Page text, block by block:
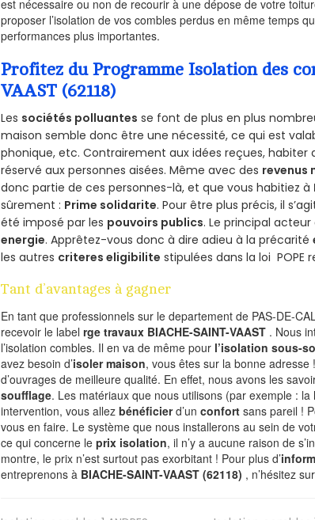
est nécessaire ou non de recourir à une dépose de votre
proposer l’isolation de vos combles perdus en même temps
performances plus importantes.
Profitez du Programme Isolation des
VAAST (62118)
Les sociétés polluantes se font de plus en plus
maison semble donc être une nécessité, ce qui est
phonique, etc. Contrairement aux idées reçues,
réservé aux personnes aisées. Même avec des revenus
donc partie de ces personnes-là, et que vous habitiez à
sûrement : Prime solidarite. Pour être plus précis, il
été imposé par les pouvoirs publics. Le principal
energie. Apprêtez-vous donc à dire adieu à la précarité
les autres criteres eligibilite stipulées dans la loi
Tant d’avantages à gagner
En tant que professionnels sur le departement de PAS-DE-
recevoir le labelrge travaux BIACHE-SAINT-VAAST . Nous
l’isolation combles. Il en va de même pour l’isolation sous-
avez besoin d’isoler maison, vous êtes sur la bonne
d’ouvrages de meilleure qualité. En effet, nous avons les
soufflage. Les matériaux que nous utilisons (par exemple : la
intervention, vous allezbénéficierd’unconfort sans pareil !
vous en faire. Le système que nous installerons au sein de
ce qui concerne leprix isolation, il n’y a aucune raison de
montre, le prix n’est surtout pas exorbitant ! Pour plus d’
entreprenons à BIACHE-SAINT-VAAST (62118) , n’hésitez